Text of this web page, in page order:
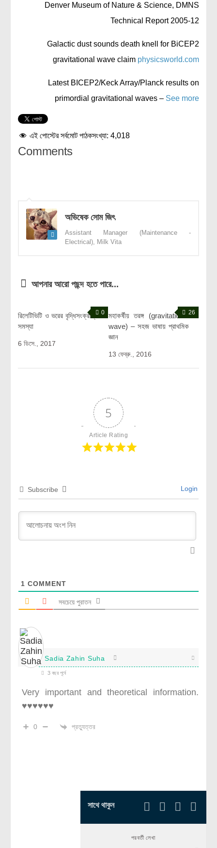
Denver Museum of Nature & Science, DMNS
Technical Report 2005-12
Galactic dust sounds death knell for BiCEP2
gravitational wave claim physicsworld.com
Latest BICEP2/Keck Array/Planck results on
primordial gravitational waves – See more
এই পোস্টের সর্বমোট পাঠকসংখ্যা:4,018
Comments
অভিষেক সোম জিৎ
Assistant Manager (Maintenance -
Electrical), Milk Vita
আপনার আরো পছন্দ হতে পারে...
0
রিলেটিভিটি ও ভরের বৃদ্ধিসংক্রান্ত
সমস্যা
6 ডিসে., 2017
26
মহাকর্ষীয় তরঙ্গ (gravitational
wave) – সহজ ভাষায় প্রাথমিক
জ্ঞান
13 ফেব্রু., 2016
5
Article Rating
Subscribe Login
1 COMMENT
সবচেয়ে পুরাতন
Sadia Zahin Suha
3 বছর পূর্বে
Very important and theoretical information.
♥️♥️♥️♥️♥️♥️
0 প্রত্যুত্তর
সাথে থাকুন
পরবর্তী লেখা